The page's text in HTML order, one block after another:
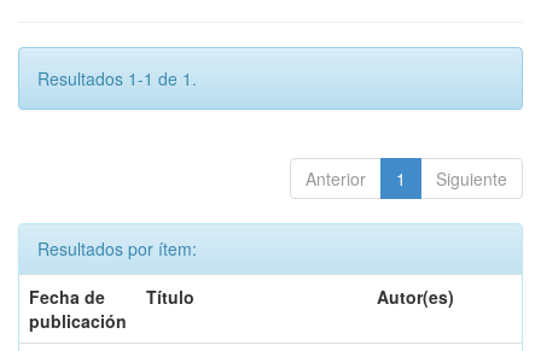
Resultados 1-1 de 1.
Anterior 1 Siguiente
Resultados por ítem:
Fecha de
publicación
Título Autor(es)